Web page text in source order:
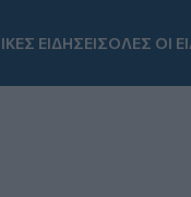
ΕΙΔΗΣΕΙΣΟΛΕΣ ΟΙ